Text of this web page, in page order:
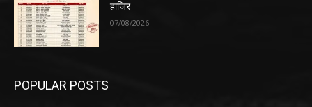
हाजिर
07/08/2026
POPULAR POSTS